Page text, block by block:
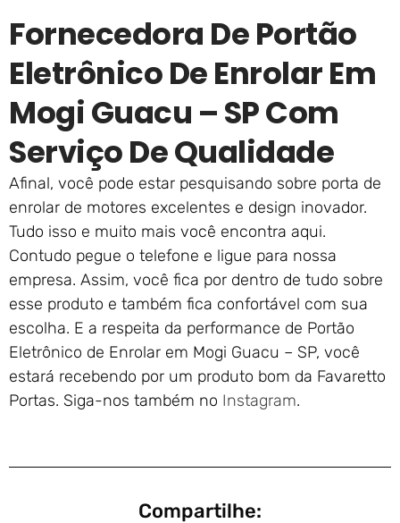
Fornecedora De Portão
Eletrônico De Enrolar Em
Mogi Guacu – SP Com
Serviço De Qualidade
Afinal, você pode estar pesquisando sobre porta de
enrolar de motores excelentes e design inovador.
Tudo isso e muito mais você encontra aqui.
Contudo pegue o telefone e ligue para nossa
empresa. Assim, você fica por dentro de tudo sobre
esse produto e também fica confortável com sua
escolha. E a respeita da performance de Portão
Eletrônico de Enrolar em Mogi Guacu – SP, você
estará recebendo por um produto bom da Favaretto
Portas. Siga-nos também no Instagram.
Compartilhe: